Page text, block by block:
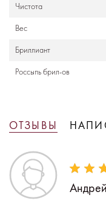
Чистота
Вес
Бриллиант
Россыпь брил-ов
ОТЗЫВЫ